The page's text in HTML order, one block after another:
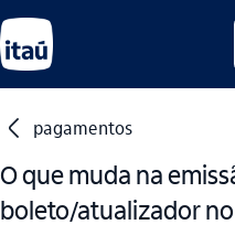
seta_esquerda pagamentos
O que muda na
boleto/atualizador